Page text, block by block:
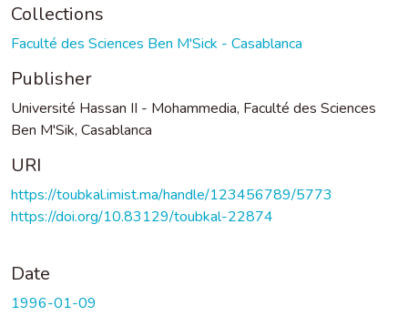
Collections
Faculté des Sciences Ben M'Sick - Casablanca
Publisher
Université Hassan II - Mohammedia, Faculté des Sciences
Ben M'Sik, Casablanca
URI
https://toubkal.imist.ma/handle/123456789/5773
https://doi.org/10.83129/toubkal-22874
Date
1996-01-09